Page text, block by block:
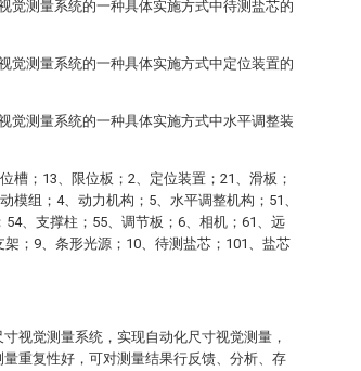
觉测量系统的一种具体实施方式中待测盐芯的
觉测量系统的一种具体实施方式中定位装置的
觉测量系统的一种具体实施方式中水平调整装
槽；13、限位板；2、定位装置；21、滑板；
模组；4、动力机构；5、水平调整机构；51、
、支撑柱；55、调节板；6、相机；61、远
；9、条形光源；10、待测盐芯；101、盐芯
视觉测量系统，实现自动化尺寸视觉测量，
重复性好，可对测量结果行反馈、分析、存